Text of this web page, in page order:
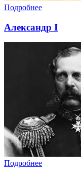
Подробнее
Александр I
Подробнее